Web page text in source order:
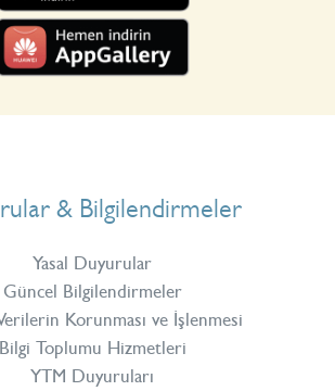
& Bilgilendirmeler
Yasal Duyurular
Güncel Bilgilendirmeler
Korunması ve İşlenmesi
Bilgi Toplumu Hizmetleri
YTM Duyuruları